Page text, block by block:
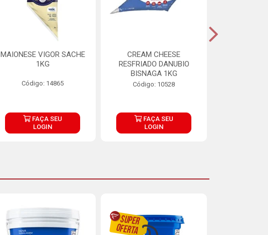
MAIONESE VIGOR SACHE
1KG
Código: 14865
FAÇA SEU
LOGIN
CREAM CHEESE
RESFRIADO DANUBIO
BISNAGA 1KG
Código: 10528
FAÇA SEU
LOGIN